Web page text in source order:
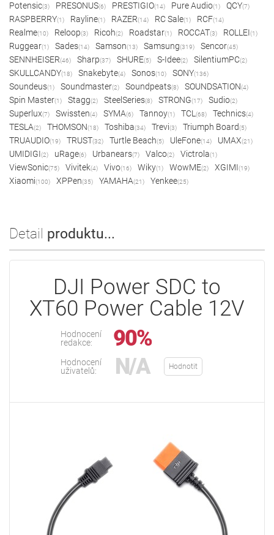
Potensic(3) PRESONUS(6) PRESTIGIO(14) Pure Audio(1) QCY(7)
RASPBERRY(1) Rayline(1) RAZER(14) RC Sale(1) RCF(14)
Realme(10) Reloop(3) Ricoh(2) Roadstar(1) ROCCAT(3) ROLLEI(1)
Ruggear(1) Sades(14) Samson(13) Samsung(319) Sencor(45)
SENNHEISER(46) Sharp(37) SHURE(5) S-Idee(2) SilentiumPC(2)
SKULLCANDY(18) Snakebyte(4) Sonos(10) SONY(136)
Soundeus(1) Soundmaster(2) Soundpeats(8) SOUNDSATION(4)
Spin Master(1) Stagg(2) SteelSeries(8) STRONG(17) Sudio(2)
Superlux(7) Swissten(4) SYMA(6) Tannoy(1) TCL (68) Technics(4)
TESLA(2) THOMSON(18) Toshiba(34) Trevi(3) Triumph Board(5)
TRUAUDIO(19) TRUST(32) Turtle Beach(5) UleFone(14) UMAX(21)
UMIDIGI(2) uRage(6) Urbanears(7) Valco(2) Victrola(1)
ViewSonic(75) Vivitek(4) Vivo(16) Wiky(1) WowME(2) XGIMI(19)
Xiaomi(100) XPPen(35) YAMAHA(21) Yenkee(25)
Detail produktu...
DJI Power SDC to
XT60 Power Cable 12V
Hodnocení
redakce:
90%
Hodnocení
uživatelů:
N/A Hodnotit